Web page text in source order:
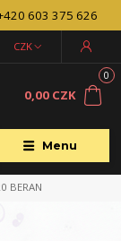
603 375 626
Menu
CZK
0
0,00 CZK
BERAN